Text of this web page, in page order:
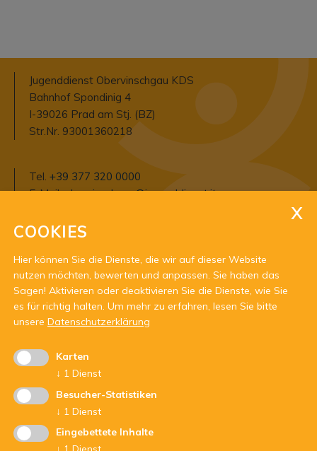
Jugenddienst Obervinschgau KDS
Bahnhof Spondinig 4
I-39026 Prad am Stj. (BZ)
Str.Nr. 93001360218
Tel. +39 377 320 0000
E-Mail:obervinschgau@jugenddienst.it
Öffnungszeiten:
nach Vereinbarung an den Tagen / zu den
Uhrzeiten:
Montag – Freitag: 09 - 20 Uhr
Mit Unterstützung von:
COOKIES
Hier können Sie die Dienste, die wir auf dieser Website
nutzen möchten, bewerten und anpassen. Sie haben das
Sagen! Aktivieren oder deaktivieren Sie die Dienste, wie Sie
es für richtig halten. Um mehr zu erfahren, lesen Sie bitte
unsere Datenschutzerklärung
Karten
↓ 1 Dienst
Besucher-Statistiken
↓ 1 Dienst
Eingebettete Inhalte